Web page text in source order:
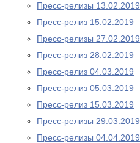
Пресс-релизы 13.02.2019
Пресс-релиз 15.02.2019
Пресс-релизы 27.02.2019
Пресс-релиз 28.02.2019
Пресс-релиз 04.03.2019
Пресс-релиз 05.03.2019
Пресс-релиз 15.03.2019
Пресс-релизы 29.03.2019
Пресс-релизы 04.04.2019